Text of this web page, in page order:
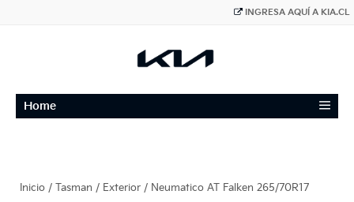
INGRESA AQUÍ A KIA.CL
Home ≡
Inicio / Tasman / Exterior / Neumatico AT Falken 265/70R17